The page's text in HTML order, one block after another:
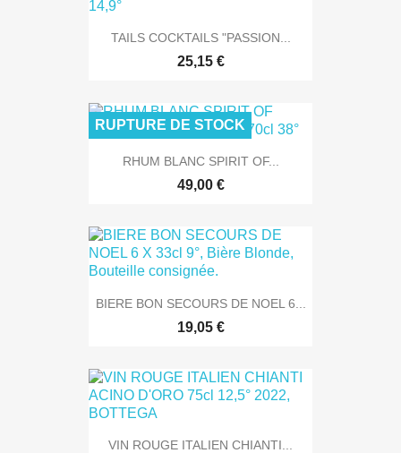
TAILS COCKTAILS "PASSION...
25,15 €
RHUM BLANC SPIRIT OF...
49,00 €
RUPTURE DE STOCK
BIERE BON SECOURS DE NOEL 6...
19,05 €
VIN ROUGE ITALIEN CHIANTI...